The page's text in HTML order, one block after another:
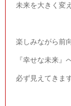
未来を大きく変
楽しみながら前
『幸せな未来』
必ず見えてきます